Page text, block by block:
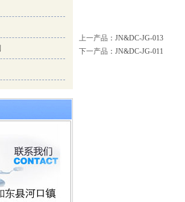
上一产品 ： JN&DC-JG-013
下一产品 ： JN&DC-JG-011